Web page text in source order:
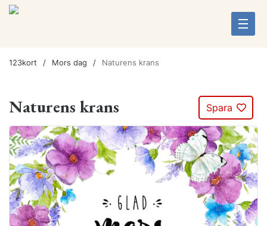
123kort Mors dag Naturens krans
Naturens krans Spara